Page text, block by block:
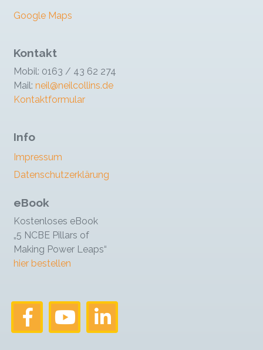
Google Maps
Kontakt
Mobil: 0163 / 43 62 274
Mail: neil@neilcollins.de
Kontaktformular
Info
Impressum
Datenschutzerklärung
eBook
Kostenloses eBook
„5 NCBE Pillars of
Making Power Leaps“
hier bestellen